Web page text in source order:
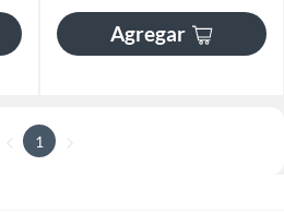
Agregar
1